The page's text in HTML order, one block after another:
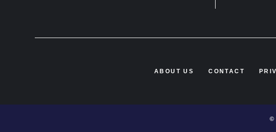
ABOUT US CONTACT
©